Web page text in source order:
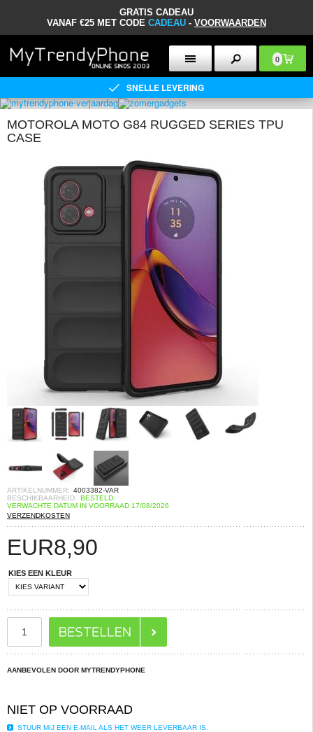
GRATIS CADEAU
VANAF €25 MET CODE CADEAU - VOORWAARDEN
0
SNELLE LEVERING
MOTOROLA MOTO G84 RUGGED SERIES TPU
CASE
ARTIKELNUMMER: 4003382-VAR
BESCHIKBAARHEID: BESTELD.
VERWACHTE DATUM IN VOORRAAD 17/08/2026
VERZENDKOSTEN
EUR8,90
KIES EEN KLEUR
AANBEVOLEN DOOR MYTRENDYPHONE
NIET OP VOORRAAD
STUUR MIJ EEN E-MAIL ALS HET WEER LEVERBAAR IS.